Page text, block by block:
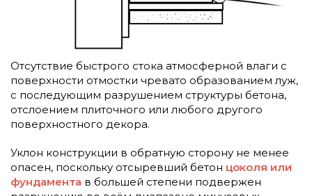
Отсутствие быстрого стока атмосферной влаги с
поверхности отмостки чревато образованием луж,
с последующим разрушением структуры бетона,
отслоением плиточного или любого другого
поверхностного декора.
Уклон конструкции в обратную сторону не менее
опасен, поскольку отсыревший бетон цоколя или
фундамента в большей степени подвержен